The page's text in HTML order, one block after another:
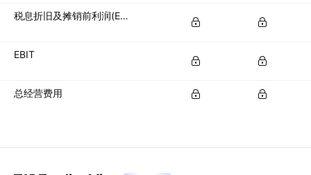
税息折旧及摊销前利润(EBITDA)
EBIT
总经营费用